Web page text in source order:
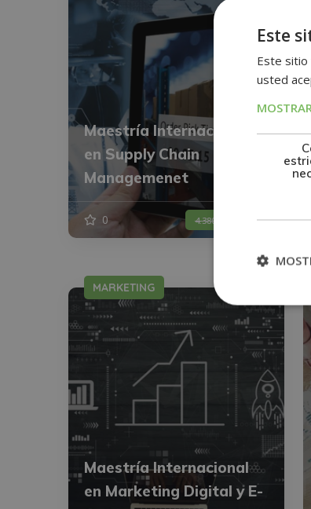
Maestría Internacional
en Supply Chain
Managemenet
0 4.380$ 1.095$
MARKETING
Maestría Internacional
en Marketing Digital y E-
Este
Este sitio
usted